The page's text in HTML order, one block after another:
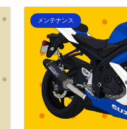
メンテナンス